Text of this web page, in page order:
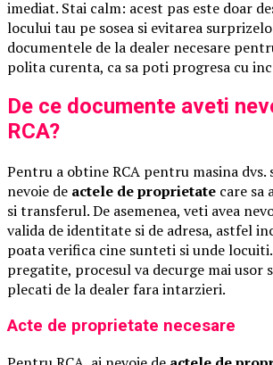
imediat. Stai calm: acest pas este doar
locului tau pe sosea si evitarea
documentele de la dealer necesare
polita curenta, ca sa poti progresa cu
De ce documente aveti
RCA?
Pentru a obtine RCA pentru masina dvs.
nevoie de actele de proprietate care sa
si transferul. De asemenea, veti avea
valida de identitate si de adresa, astfel
poata verifica cine sunteti si unde
pregatite, procesul va decurge mai usor
plecati de la dealer fara intarzieri.
Acte de proprietate necesare